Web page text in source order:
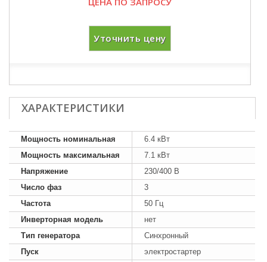
Уточнить цену
ХАРАКТЕРИСТИКИ
Мощность номинальная
6.4 кВт
Мощность максимальная
7.1 кВт
Напряжение
230/400 В
Число фаз
3
Частота
50 Гц
Инверторная модель
нет
Тип генератора
Синхронный
Пуск
электростартер